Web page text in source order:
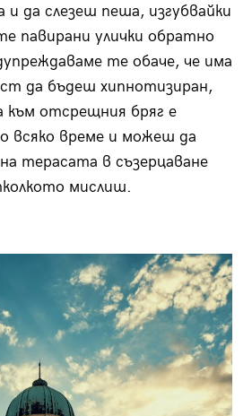
и да слезеш пеша, изгубвайки
павирани улички обратно
те обаче, че има
да бъдеш хипнотизиран,
към отсрещния бряг е
всяко време и можеш да
терасата в съзерцаване
мислиш.